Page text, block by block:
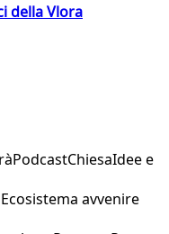
della Vlora
PodcastChiesaIdee e
Ecosistema avvenire